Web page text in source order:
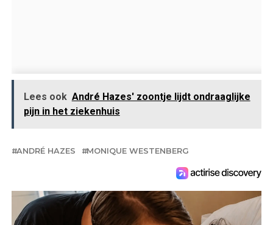
Lees ook André Hazes' zoontje lijdt ondraaglijke
pijn in het ziekenhuis
ANDRÉ HAZES MONIQUE WESTENBERG